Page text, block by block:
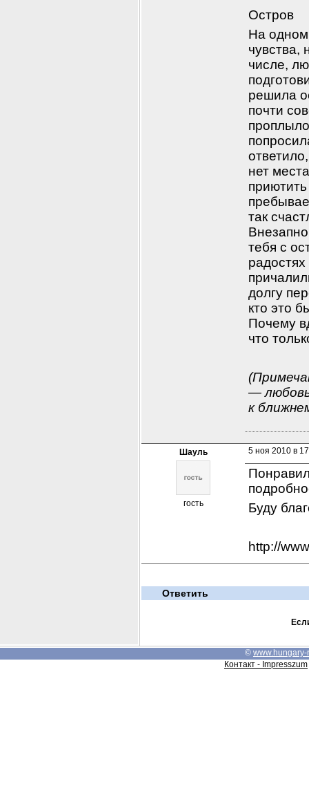
Остров
На одном
чувства,
числе,
решила
почти
нет
так
тебя с
радостях
долгу
кто это
Почему
что
—
к
Шауль
гость
5 ноя 2010 в
Буду
http://
Ответить
© www.hungary-
Контакт - Impresszum